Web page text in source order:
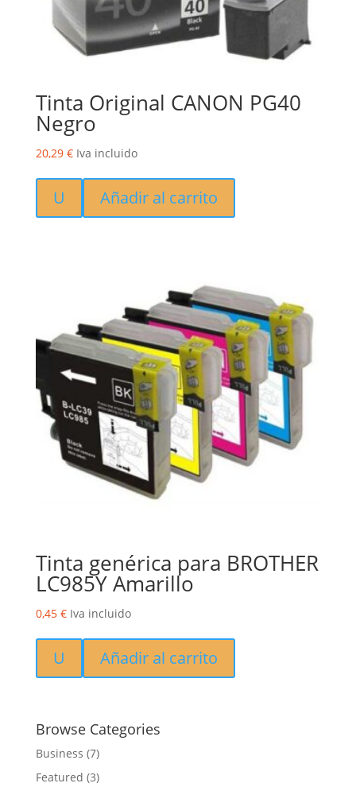
Tinta Original CANON PG40
Negro
20,29 € Iva incluido
U Añadir al carrito
Tinta genérica para BROTHER
LC985Y Amarillo
0,45 € Iva incluido
U Añadir al carrito
Browse Categories
Business (7)
Featured (3)